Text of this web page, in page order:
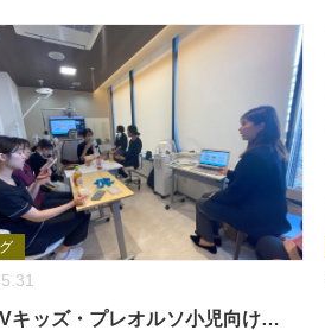
Vキッズ・プレオルソ小児向け…